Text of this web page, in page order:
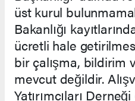
üst kurul
Bakanlığı
ücretli hale
bir çalışma, bildirim
mevcut değildir.
Yatırımcıları